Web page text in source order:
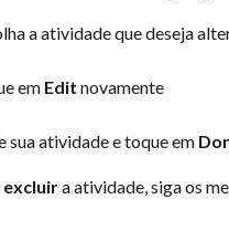
a atividade que deseja
em Edit novamente
sua atividade e toque em
excluir a atividade, siga os